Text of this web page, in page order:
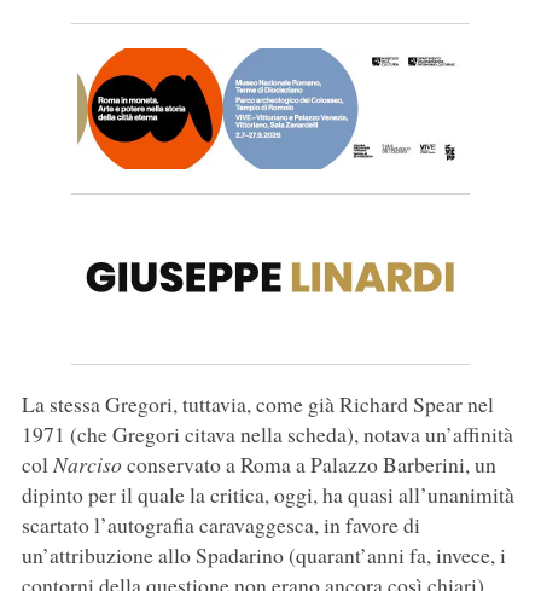
La stessa Gregori, tuttavia, come già Richard Spear nel
1971 (che Gregori citava nella scheda), notava un’affinità
colNarcisoconservato a Roma a Palazzo Barberini, un
dipinto per il quale la critica, oggi, ha quasi all’unanimità
scartato l’autografia caravaggesca, in favore di
un’attribuzione allo Spadarino (quarant’anni fa, invece, i
contorni della questione non erano ancora così chiari).